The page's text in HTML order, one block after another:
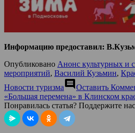
Информацию предоставил:
Опубликовано Анонс культурных и
мероприятий, Василий Кузьмин,
Новости туризмаcomment Оставить
«Большая перемена» в Клинском
Понравилась статья? Поддержите